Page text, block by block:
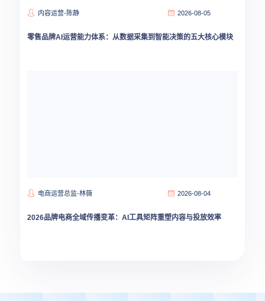
内容运营-陈静 2026-08-05
零售品牌AI运营能力体系：从数据采集到智能决策的五大核心模块
电商运营总监-林薇 2026-08-04
2026品牌电商全域传播变革：AI工具矩阵重塑内容与投放效率